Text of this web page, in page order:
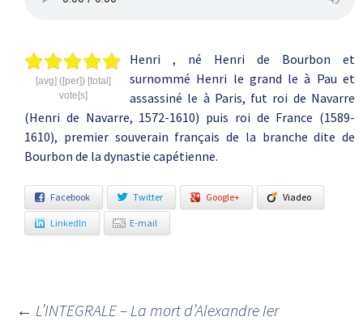
[avg] ([per]) [total]
vote[s]
Henri , né Henri de Bourbon et
surnommé Henri le grand le à Pau et
assassiné le à Paris, fut roi de Navarre
(Henri de Navarre, 1572-1610) puis roi de France (1589-
1610), premier souverain français de la branche dite de
Bourbon de la dynastie capétienne.
Facebook Twitter Google+ Viadeo
LinkedIn E-mail
← L’INTEGRALE – La mort d’Alexandre Ier